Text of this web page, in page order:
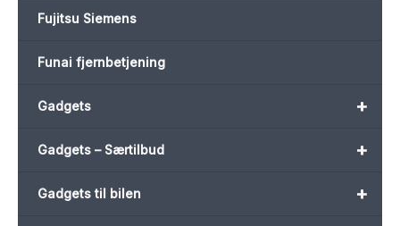
Fujitsu Siemens
Funai fjernbetjening
+
Gadgets
+
Gadgets – Særtilbud
+
Gadgets til bilen